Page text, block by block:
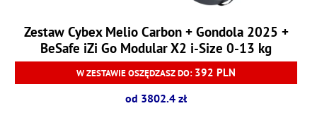
Zestaw Cybex Melio Carbon + Gondola 2025 +
BeSafe iZi Go Modular X2 i-Size 0-13 kg
W ZESTAWIE OSZĘDZASZ DO: 392 PLN
od 3802.4 zł